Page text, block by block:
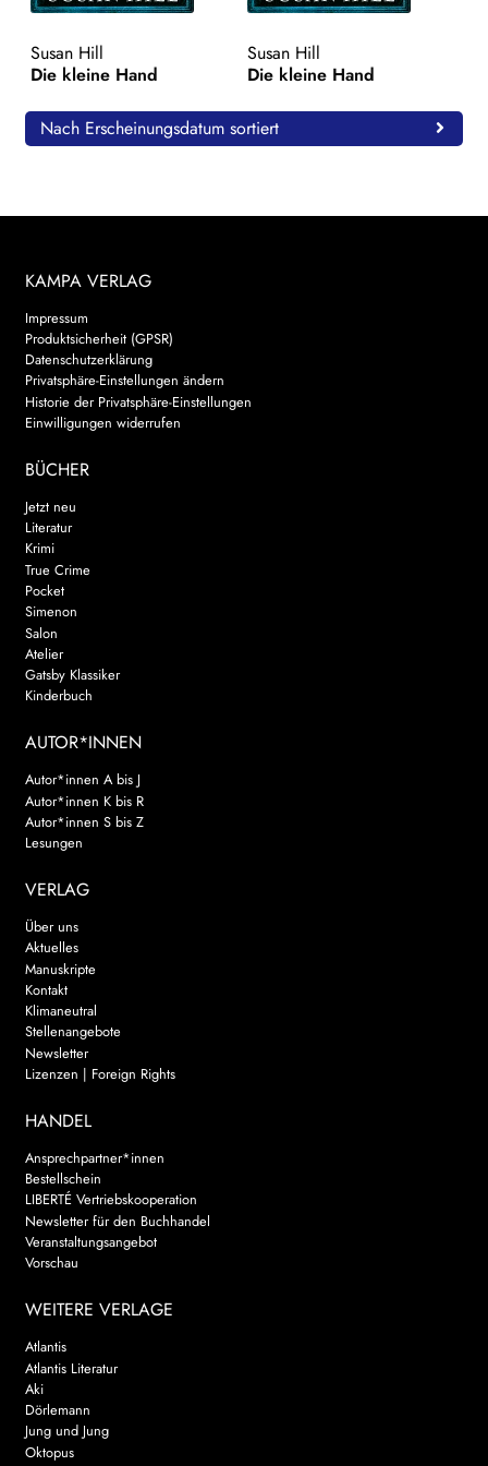
Search:
Susan Hill
Die kleine Hand
Susan Hill
Die kleine Hand
Nach Erscheinungsdatum sortiert
KAMPA VERLAG
Impressum
Produktsicherheit (GPSR)
Datenschutzerklärung
Privatsphäre-Einstellungen ändern
Historie der Privatsphäre-Einstellungen
Einwilligungen widerrufen
BÜCHER
Jetzt neu
Literatur
Krimi
True Crime
Pocket
Simenon
Salon
Atelier
Gatsby Klassiker
Kinderbuch
AUTOR*INNEN
Autor*innen A bis J
Autor*innen K bis R
Autor*innen S bis Z
Lesungen
VERLAG
Über uns
Aktuelles
Manuskripte
Kontakt
Klimaneutral
Stellenangebote
Newsletter
Lizenzen | Foreign Rights
HANDEL
Ansprechpartner*innen
Bestellschein
LIBERTÉ Vertriebskooperation
Newsletter für den Buchhandel
Veranstaltungsangebot
Vorschau
WEITERE VERLAGE
Atlantis
Atlantis Literatur
Aki
Dörlemann
Jung und Jung
Oktopus